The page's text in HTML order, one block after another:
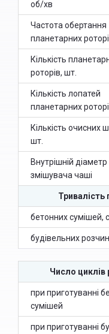
об/хв
Частота обертання
планетарних
Кількість
роторів, шт.
Кількість лопатей
планетарних
Кількість очисних
шт.
Внутрішній діаметр
змішувача чаші
Тривалість
бетонних сумішей,
будівельних
Число циклів
при приготуванні
сумішей
при приготуванні